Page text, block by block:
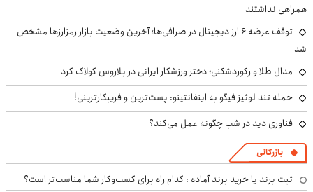
همراهی نداشتند
توقف عرضه ۶ ارز دیجیتال در صرافی‌ها؛ آخرین وضعیت بازار رمزارزها مشخص
شد
مدال طلا و رکوردشکنی؛ دختر ورزشکار ایرانی در بلاروس کولاک کرد
حمله تند لوئیز فیگو به اینفانتینو: پست‌ترین و فریبکارترینی!
فناوری دید در شب چگونه عمل می‌کند؟
بازرگانی
ثبت برند یا خرید برند آماده : کدام راه برای کسب‌وکار شما مناسب‌تر است؟